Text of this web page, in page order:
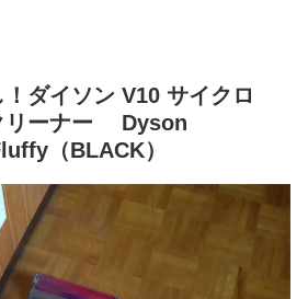
ダイソン V10 サイクロ
リーナー Dyson
（BLACK）